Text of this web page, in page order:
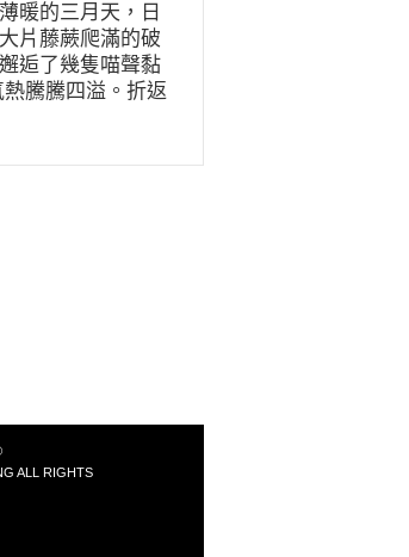
暖的三月天，日
片藤蕨爬滿的破
逅了幾隻喵聲黏
騰騰四溢。折返
帖、明信片、繪
「城市的生物多
起居住的環境，
如何教人體察土
同的際遇即組成
ALL RIGHTS